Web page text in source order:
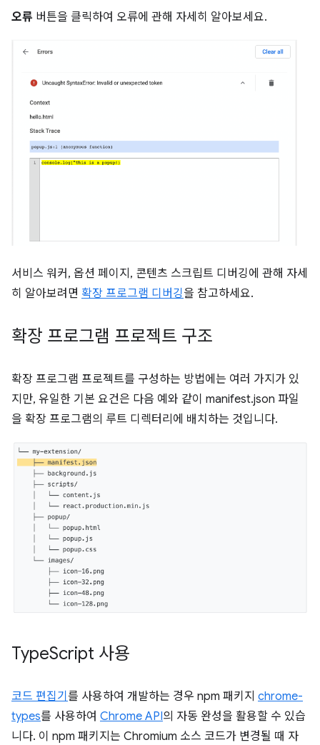
오류 버튼을 클릭하여 오류에 관해 자세히 알아보세요.
서비스 워커, 옵션 페이지, 콘텐츠 스크립트 디버깅에 관해 자세
히 알아보려면 확장 프로그램 디버깅을 참고하세요.
확장 프로그램 프로젝트 구조
확장 프로그램 프로젝트를 구성하는 방법에는 여러 가지가 있
지만, 유일한 기본 요건은 다음 예와 같이 manifest.json 파일
을 확장 프로그램의 루트 디렉터리에 배치하는 것입니다.
TypeScript 사용
코드 편집기 를 사용하여 개발하는 경우 npm 패키지 chrome-
types를 사용하여 Chrome API의 자동 완성을 활용할 수 있습
니다. 이 npm 패키지는 Chromium 소스 코드가 변경될 때 자